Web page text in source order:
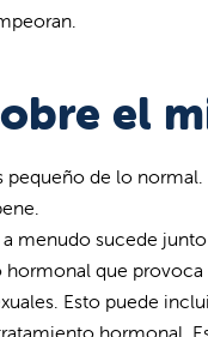
el
de lo
menudo sucede
que
Esto puede